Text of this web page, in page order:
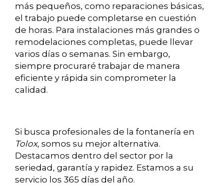
más pequeños, como reparaciones básicas,
el trabajo puede completarse en cuestión
de horas. Para instalaciones más grandes o
remodelaciones completas, puede llevar
varios días o semanas. Sin embargo,
siempre procuraré trabajar de manera
eficiente y rápida sin comprometer la
calidad.
Si busca profesionales de la fontanería en
Tolox, somos su mejor alternativa.
Destacamos dentro del sector por la
seriedad, garantía y rapidez. Estamos a su
servicio los 365 días del año.